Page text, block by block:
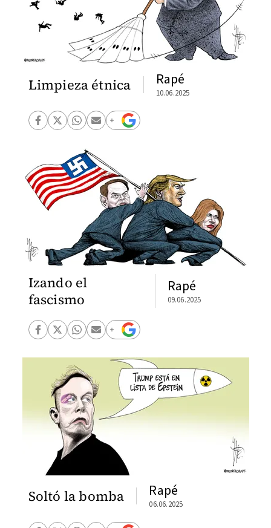
Limpieza étnica Rapé
10.06.2025
Izando el
fascismo
Rapé
09.06.2025
Soltó la bomba Rapé
06.06.2025